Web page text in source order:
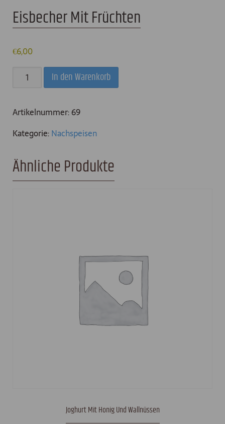
Eisbecher Mit Früchten
€6,00
Eisbecher
Früchten
In den Warenkorb
Artikelnummer:69
Kategorie:Nachspeisen
Ähnliche Produkte
Joghurt Mit Honig Und Wallnüssen